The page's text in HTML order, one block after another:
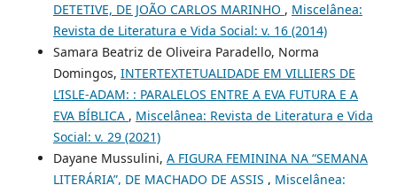
DETETIVE, DE JOÃO CARLOS MARINHO , Miscelânea:
Revista de Literatura e Vida Social: v. 16 (2014)
Samara Beatriz de Oliveira Paradello, Norma
Domingos, INTERTEXTETUALIDADE EM VILLIERS DE
L’ISLE-ADAM: : PARALELOS ENTRE A EVA FUTURA E A
EVA BÍBLICA , Miscelânea: Revista de Literatura e Vida
Social: v. 29 (2021)
Dayane Mussulini, A FIGURA FEMININA NA “SEMANA
LITERÁRIA”, DE MACHADO DE ASSIS , Miscelânea: